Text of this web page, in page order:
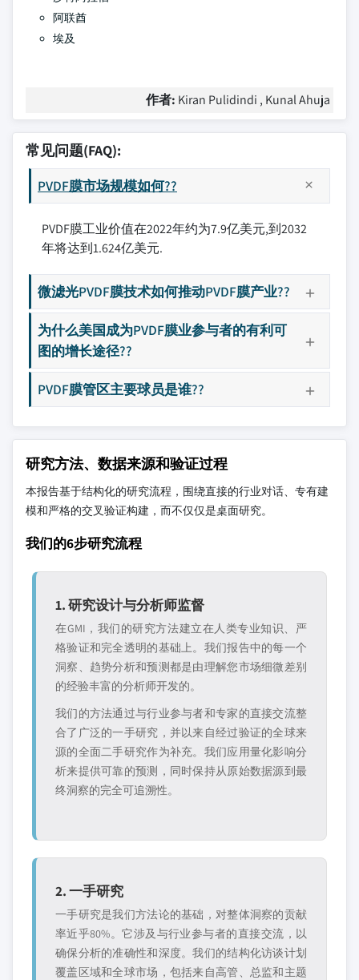
阿联酋
埃及
作者: Kiran Pulidindi , Kunal Ahuja
常见问题(FAQ):
PVDF膜市场规模如何??
PVDF膜工业价值在2022年约为7.9亿美元,到2032
年将达到1.624亿美元.
微滤光PVDF膜技术如何推动PVDF膜产业??
为什么美国成为PVDF膜业参与者的有利可
图的增长途径??
PVDF膜管区主要球员是谁??
研究方法、数据来源和验证过程
本报告基于结构化的研究流程，围绕直接的行业对话、专有建
模和严格的交叉验证构建，而不仅仅是桌面研究。
我们的6步研究流程
1. 研究设计与分析师监督
在GMI，我们的研究方法建立在人类专业知识、严
格验证和完全透明的基础上。我们报告中的每一个
洞察、趋势分析和预测都是由理解您市场细微差别
的经验丰富的分析师开发的。
我们的方法通过与行业参与者和专家的直接交流整
合了广泛的一手研究，并以来自经过验证的全球来
源的全面二手研究作为补充。我们应用量化影响分
析来提供可靠的预测，同时保持从原始数据源到最
终洞察的完全可追溯性。
2. 一手研究
一手研究是我们方法论的基础，对整体洞察的贡献
率近乎80%。它涉及与行业参与者的直接交流，以
确保分析的准确性和深度。我们的结构化访谈计划
覆盖区域和全球市场，包括来自高管、总监和主题